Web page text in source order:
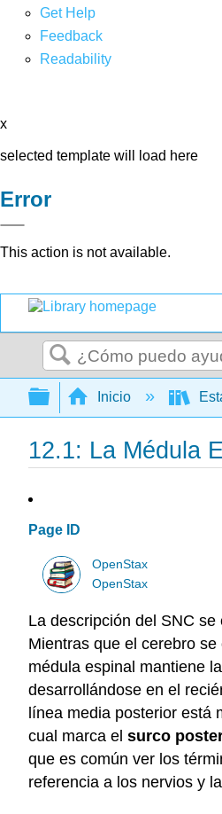
Get Help
Feedback
Readability
x
selected template will load here
Error
This action is not available.
Buscar
Expandir/
Inicio
12.1: La Médula
Page ID
OpenStax
OpenStax
La descripción del SNC
Mientras que el cerebro
médula espinal mantiene
desarrollándose en el
línea media posterior está
cual marca el surco
que es común ver los
referencia a los nervios y